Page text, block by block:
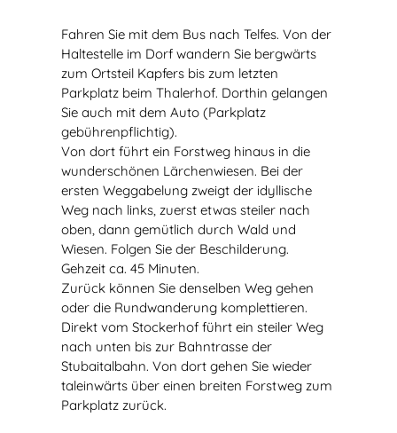
Fahren Sie mit dem Bus nach Telfes. Von der
Haltestelle im Dorf wandern Sie bergwärts
zum Ortsteil Kapfers bis zum letzten
Parkplatz beim Thalerhof. Dorthin gelangen
Sie auch mit dem Auto (Parkplatz
gebührenpflichtig).
Von dort führt ein Forstweg hinaus in die
wunderschönen Lärchenwiesen. Bei der
ersten Weggabelung zweigt der idyllische
Weg nach links, zuerst etwas steiler nach
oben, dann gemütlich durch Wald und
Wiesen. Folgen Sie der Beschilderung.
Gehzeit ca. 45 Minuten.
Zurück können Sie denselben Weg gehen
oder die Rundwanderung komplettieren.
Direkt vom Stockerhof führt ein steiler Weg
nach unten bis zur Bahntrasse der
Stubaitalbahn. Von dort gehen Sie wieder
taleinwärts über einen breiten Forstweg zum
Parkplatz zurück.